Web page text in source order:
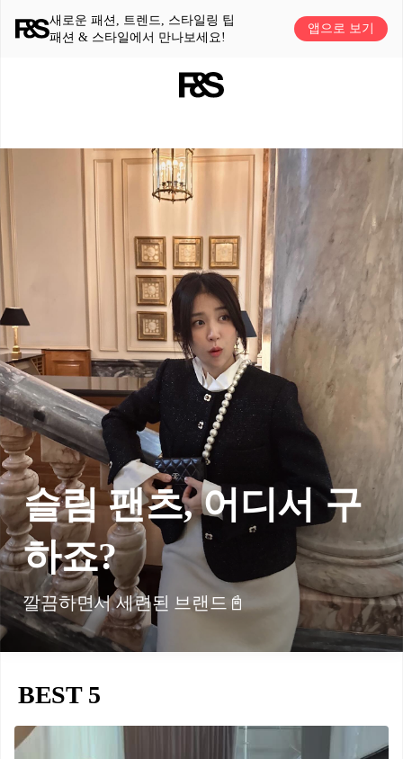
새로운 패션, 트렌드, 스타일링 팁
패션 & 스타일에서 만나보세요!
앱으로 보기
슬림 팬츠, 어디서 구
하죠?
깔끔하면서 세련된 브랜드📓
BEST 5